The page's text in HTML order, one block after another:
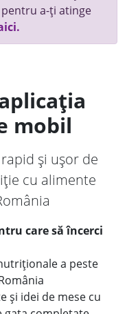
a-ți atinge
mobil
și ușor de
cu alimente
care să încerci
a peste
și idei de mese cu